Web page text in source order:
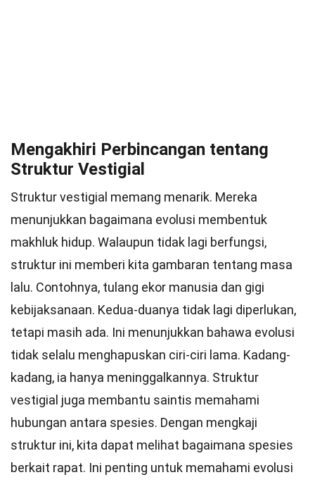
Mengakhiri Perbincangan tentang
Struktur Vestigial
Struktur vestigial memang menarik. Mereka
menunjukkan bagaimana evolusi membentuk
makhluk hidup. Walaupun tidak lagi berfungsi,
struktur ini memberi kita gambaran tentang masa
lalu. Contohnya, tulang ekor manusia dan gigi
kebijaksanaan. Kedua-duanya tidak lagi diperlukan,
tetapi masih ada. Ini menunjukkan bahawa evolusi
tidak selalu menghapuskan ciri-ciri lama. Kadang-
kadang, ia hanya meninggalkannya. Struktur
vestigial juga membantu saintis memahami
hubungan antara spesies. Dengan mengkaji
struktur ini, kita dapat melihat bagaimana spesies
berkait rapat. Ini penting untuk memahami evolusi